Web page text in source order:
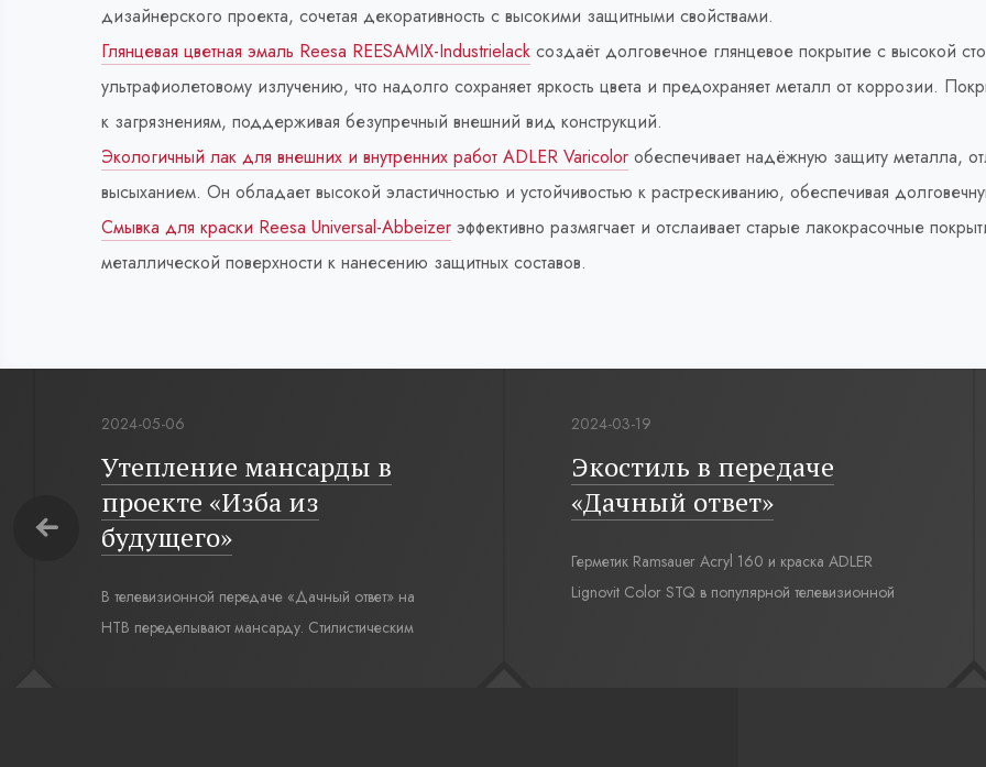
дизайнерского проекта, сочетая декоративность с высокими защитными свойствами.
Глянцевая цветная эмаль Reesa REESAMIX-Industrielack создаёт долговечное глянцевое покрытие с высокой
ультрафиолетовому излучению, что надолго сохраняет яркость цвета и предохраняет металл от коррозии.
к загрязнениям, поддерживая безупречный внешний вид конструкций.
Экологичный лак для внешних и внутренних работ ADLER Varicolor обеспечивает надёжную защиту металла,
высыханием. Он обладает высокой эластичностью и устойчивостью к растрескиванию, обеспечивая
Смывка для краски Reesa Universal-Abbeizer эффективно размягчает и отслаивает старые лакокрасочные
металлической поверхности к нанесению защитных составов.
2024-05-06
Утепление мансарды в
проекте «Изба из
будущего»
В телевизионной передаче «Дачный ответ» на
НТВ переделывают мансарду. Стилистическим
2024-03-19
Экостиль в передаче
«Дачный ответ»
Герметик Ramsauer Acryl 160 и краска ADLER
Lignovit Color STQ в популярной телевизионной